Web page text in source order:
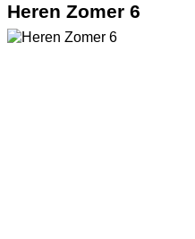
Heren Zomer 6